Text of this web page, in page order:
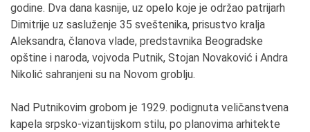
godine. Dva dana kasnije, uz opelo koje je održao patrijarh
Dimitrije uz sasluženje 35 sveštenika, prisustvo kralja
Aleksandra, članova vlade, predstavnika Beogradske
opštine i naroda, vojvoda Putnik, Stojan Novaković i Andra
Nikolić sahranjeni su na Novom groblju.
Nad Putnikovim grobom je 1929. podignuta veličanstvena
kapela srpsko-vizantijskom stilu, po planovima arhitekte